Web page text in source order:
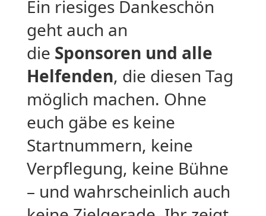
Ein riesiges Dankeschön
geht auch an
die Sponsoren und alle
Helfenden, die diesen Tag
möglich machen. Ohne
euch gäbe es keine
Startnummern, keine
Verpflegung, keine Bühne
– und wahrscheinlich auch